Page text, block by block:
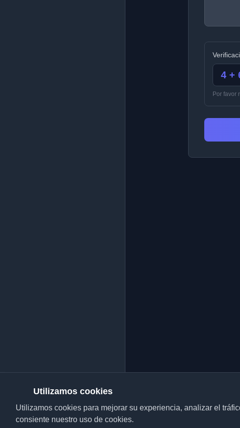
4 +
Por favor
Utilizamos cookies
Utilizamos cookies para mejorar su experiencia, analizar el
consiente nuestro uso de cookies.